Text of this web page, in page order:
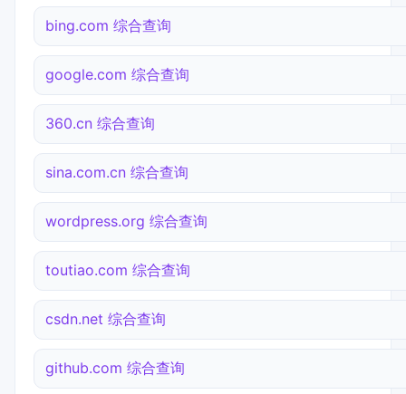
bing.com 综合查询
google.com 综合查询
360.cn 综合查询
sina.com.cn 综合查询
wordpress.org 综合查询
toutiao.com 综合查询
csdn.net 综合查询
github.com 综合查询